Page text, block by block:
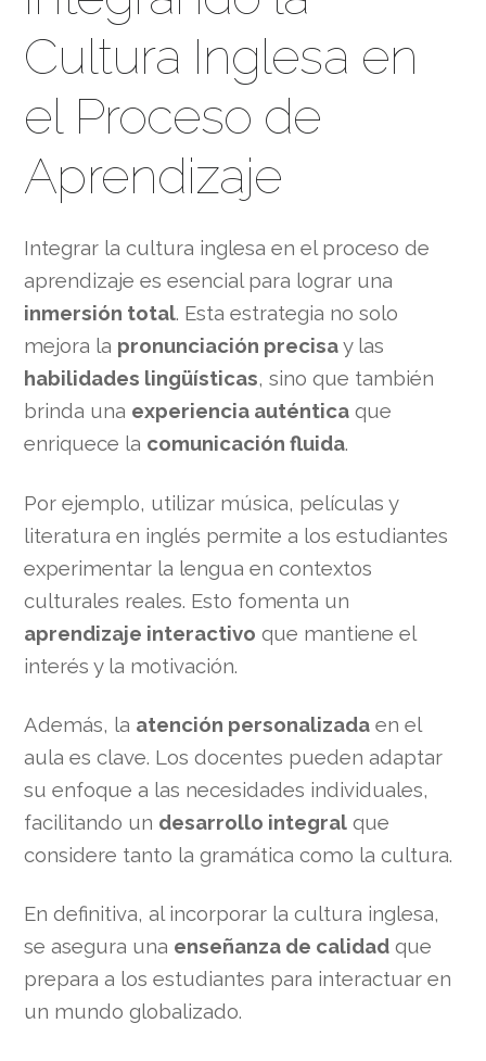
Cultura Inglesa en
el Proceso de
Aprendizaje
Integrar la cultura inglesa en el proceso de
aprendizaje es esencial para lograr una
inmersión total. Esta estrategia no solo
mejora la pronunciación precisay las
habilidades lingüísticas, sino que también
brinda una experiencia auténtica que
enriquece la comunicación fluida.
Por ejemplo, utilizar música, películas y
literatura en inglés permite a los estudiantes
experimentar la lengua en contextos
culturales reales. Esto fomenta un
aprendizaje interactivo que mantiene el
interés y la motivación.
Además, la atención personalizada en el
aula es clave. Los docentes pueden adaptar
su enfoque a las necesidades individuales,
facilitando un desarrollo integral que
considere tanto la gramática como la cultura.
En definitiva, al incorporar la cultura inglesa,
se asegura una enseñanza de calidad que
prepara a los estudiantes para interactuar en
un mundo globalizado.